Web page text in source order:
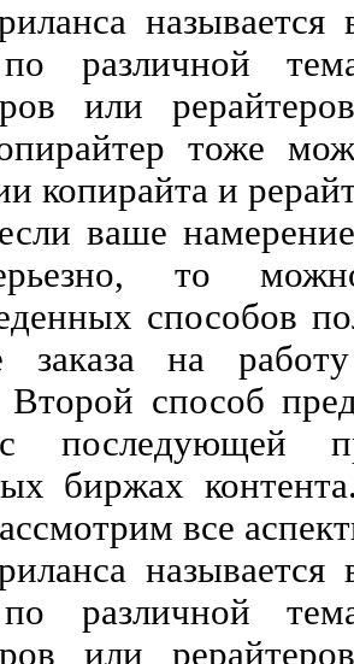
называется
различной
или
тоже
копирайта и
ваше
то
способов
заказа на
способ
последующей
биржах
все
называется
различной
или